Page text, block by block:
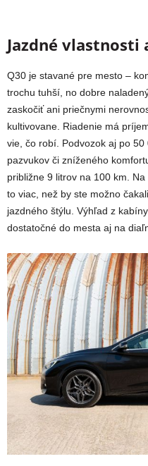
Jazdné
Q30 je stavané pre mesto –
trochu tuhší, no dobre
zaskočiť ani priečnymi
kultivovane. Riadenie má
vie, čo robí. Podvozok aj po
pazvukov či zníženého
približne 9 litrov na 100 km.
to viac, než by ste možno
jazdného štýlu. Výhľad z
dostatočné do mesta aj na